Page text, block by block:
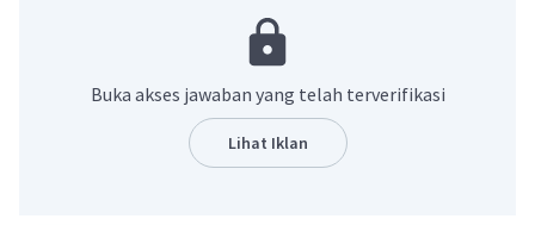
Buka akses jawaban yang telah terverifikasi
Lihat Iklan